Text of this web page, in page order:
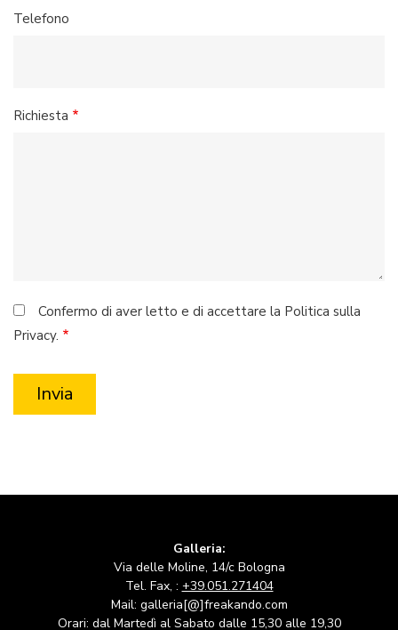
Telefono
Richiesta
Confermo di aver letto e di accettare la Politica sulla
Privacy.
Galleria:
Via delle Moline, 14/c Bologna
Tel. Fax, : +39.051.271404
Mail: galleria[@]freakando.com
Orari: dal Martedì al Sabato dalle 15,30 alle 19,30